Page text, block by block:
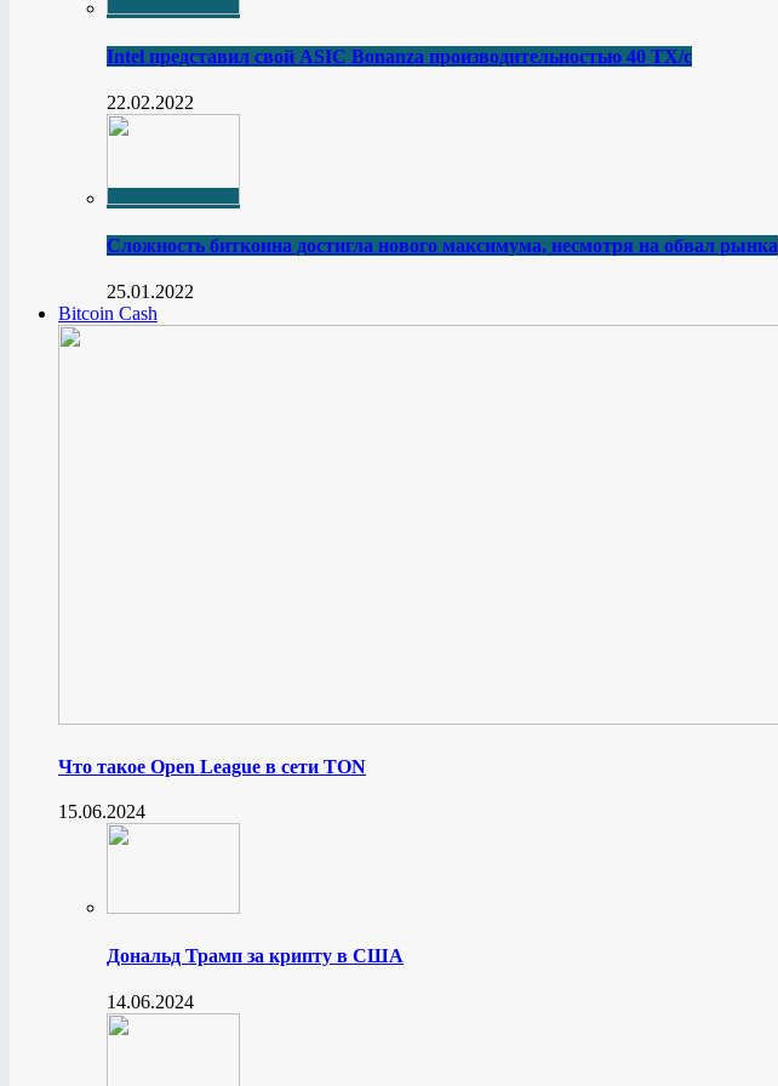
Intel представил свой ASIC Bonanza производительностью 40 ТХ/с
22.02.2022
Сложность биткоина достигла нового максимума, несмотря на обвал рынка
25.01.2022
Bitcoin Cash
Что такое Open League в сети TON
15.06.2024
Дональд Трамп за крипту в США
14.06.2024